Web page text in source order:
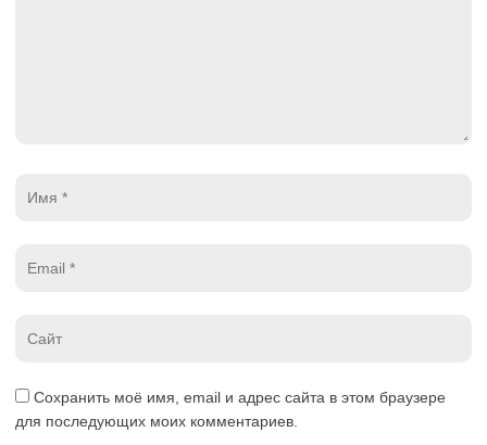
Сохранить моё имя, email и адрес сайта в этом браузере
для последующих моих комментариев.